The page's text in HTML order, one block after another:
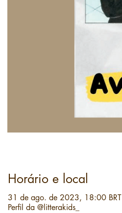
Horário e local
31 de ago. de 2023, 18:00 BRT
Perfil da @litterakids_